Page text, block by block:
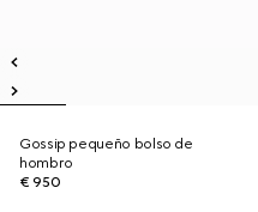
Gossip pequeño bolso de
hombro
€ 950